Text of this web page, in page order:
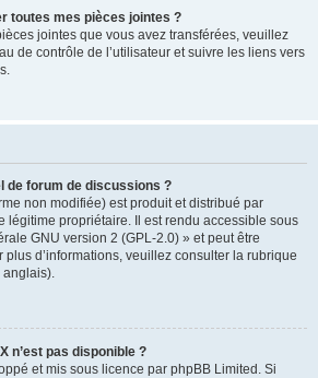
toutes mes pièces jointes ?
jointes que vous avez transférées, veuillez
de contrôle de l’utilisateur et suivre les liens vers
de forum de discussions ?
non modifiée) est produit et distribué par
légitime propriétaire. Il est rendu accessible sous
GNU version 2 (GPL-2.0) » et peut être
d’informations, veuillez consulter la rubrique
anglais).
n’est pas disponible ?
et mis sous licence par phpBB Limited. Si